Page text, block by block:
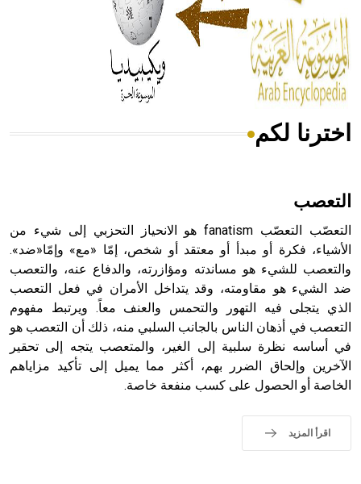
- هل تعلم أن المرجان إفراز حيواني يتكون في البحر ويتركب
من مادة كربونات الكلسيوم، وهو أحمر أو شديد الحمرة وهو
أجود أنواعه، ويمتاز بكبر الحجم ويسمى الش
هل تعلم أن الأبسيد كلمة فرنسية اللفظ تم اعتمادها مصطلحاً
- هل تعلم أن أبجر Abgar اسم معروف جيداً يعود إلى عدد من
الملوك الذين حكموا مدينة إديسا (الرها) من أبجر الأول وحتى
التاسع، وهم ينتسبون إلى أسرة أوسروين
حيث تقتصر القيمة الصوتية للعلامة الك
اخترنا لكم
التعصب
التعصّب التعصّب fanatism هو الانحياز التحزبي إلى شيء من
الأشياء، فكرة أو مبدأ أو معتقد أو شخص، إمّا «مع» وإمّا«ضد».
والتعصب للشيء هو مساندته ومؤازرته، والدفاع عنه، والتعصب
ضد الشيء هو مقاومته، وقد يتداخل الأمران في فعل التعصب
الذي يتجلى فيه التهور والتحمس والعنف معاً. ويرتبط مفهوم
التعصب في أذهان الناس بالجانب السلبي منه، ذلك أن التعصب هو
في أساسه نظرة سلبية إلى الغير، والمتعصب يتجه إلى تحقير
الآخرين وإلحاق الضرر بهم، أكثر مما يميل إلى تأكيد مزاياهم
الخاصة أو الحصول على كسب منفعة خاصة.
اقرأ المزيد